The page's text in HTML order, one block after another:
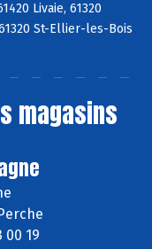
Livaie, 61320
St-Ellier-les-Bois
magasins
00 19